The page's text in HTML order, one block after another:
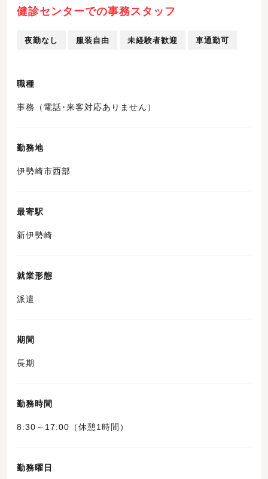
健診センターでの事務スタッフ
夜勤なし 服装自由 未経験者歓迎 車通勤可
職種
事務（電話･来客対応ありません）
勤務地
伊勢崎市西部
最寄駅
新伊勢崎
就業形態
派遣
期間
長期
勤務時間
8:30～17:00（休憩1時間）
勤務曜日